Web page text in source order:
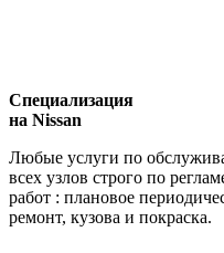
Специализация
на Nissan
Любые услуги по
всех узлов строго по
работ : плановое
ремонт, кузова и покраска.